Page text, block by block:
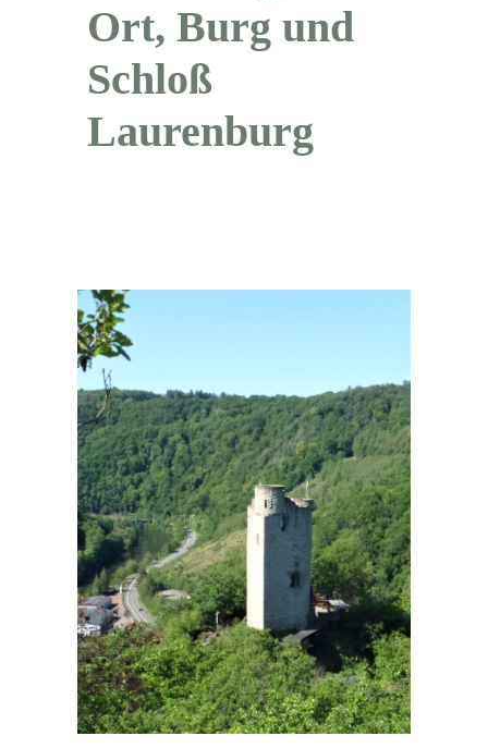
Ort, Burg und
Schloß
Laurenburg